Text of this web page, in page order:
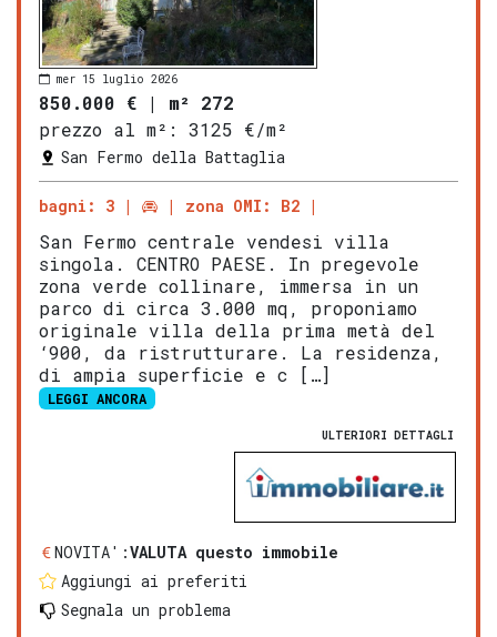
mer 15 luglio 2026
850.000 € | m² 272
prezzo al m²:
3125 €/m²
San Fermo della Battaglia
bagni: 3 zona OMI: B2
San Fermo centrale vendesi villa
singola. CENTRO PAESE. In pregevole
zona verde collinare, immersa in un
parco di circa 3.000 mq, proponiamo
originale villa della prima metà del
‘900, da ristrutturare. La residenza,
di ampia superficie e c […]
LEGGI ANCORA
ULTERIORI DETTAGLI
NOVITA':VALUTA questo immobile
Aggiungi ai preferiti
Segnala un problema